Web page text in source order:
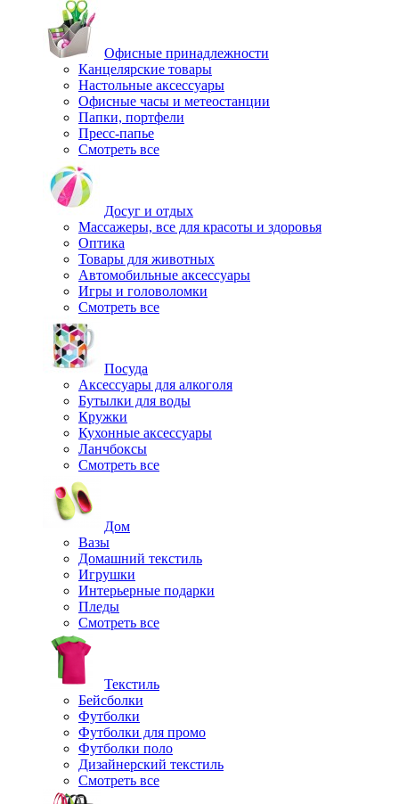
Офисные принадлежности
Канцелярские товары
Настольные аксессуары
Офисные часы и метеостанции
Папки, портфели
Пресс-папье
Смотреть все
Досуг и отдых
Массажеры, все для красоты и здоровья
Оптика
Товары для животных
Автомобильные аксессуары
Игры и головоломки
Смотреть все
Посуда
Аксессуары для алкоголя
Бутылки для воды
Кружки
Кухонные аксессуары
Ланчбоксы
Смотреть все
Дом
Вазы
Домашний текстиль
Игрушки
Интерьерные подарки
Пледы
Смотреть все
Текстиль
Бейсболки
Футболки
Футболки для промо
Футболки поло
Дизайнерский текстиль
Смотреть все